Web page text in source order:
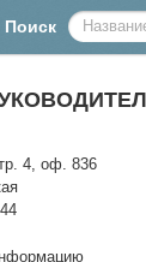
Поиск
4, оф. 836